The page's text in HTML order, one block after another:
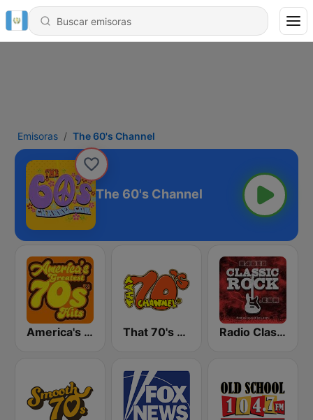
Emisoras The 60's Channel
The 60's Channel
America's Greatest 70s Hits That 70's Channel Radio Classic Rock